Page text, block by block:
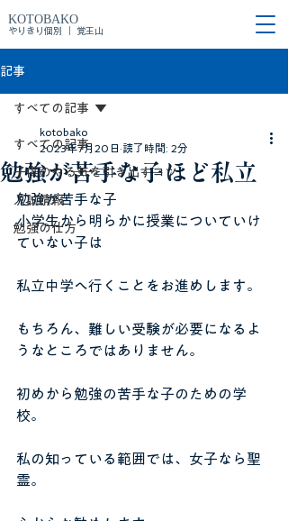
KOTOBAKO
やりきり個別 ｜ 覚王山
記事
すべての記事
子供のやる気を引き出すコツ
入試情報
勉強の仕方
すべての記事
勉強が苦手な子ほど私立
kotobako
2023年7月20日 読了時間: 2分
勉強が苦手な子
小学生から明らかに授業についていけ
ていない子は
私立中学へ行くことをお進めします。
もちろん、難しい受験が必要になるよ
うなところではありません。
初めから勉強の苦手な子のための学
校。
私の知っている範囲では、女子なら聖
霊。